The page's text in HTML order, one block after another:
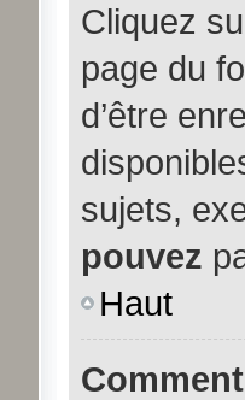
Cliquez
page du
d’être
sujets,
pouvez
Haut